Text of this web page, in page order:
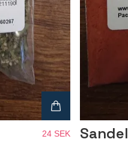
24 SEK Sandel